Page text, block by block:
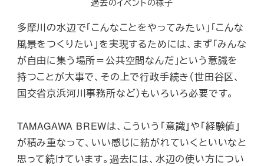
多摩川の水辺で「こんなことをやってみたい」「こんな
風景をつくりたい」を実現するためには、まず「みんな
が自由に集う場所＝公共空間なんだ」という意識を
持つことが大事で、その上で行政手続き（世田谷区、
国交省京浜河川事務所など）もいろいろ必要です。
TAMAGAWA BREWは、こういう「意識」や「経験値」
が積み重なって、いい感じに紡がれていくといいなと
思って続けています。過去には、水辺の使い方につい